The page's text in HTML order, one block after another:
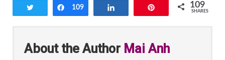
Tweet Share
109 109
SHARES
About the Author Mai Anh